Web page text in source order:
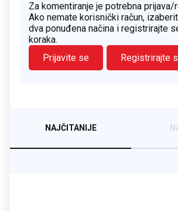
Za komentiranje je potrebna prijava/
Ako nemate korisnički račun,
dva ponuđena načina i registrirajte
koraka.
Prijavite se
Registrirajte
NAJČITANIJE